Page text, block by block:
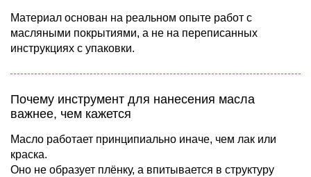
Материал основан на реальном опыте работ с
масляными покрытиями, а не на переписанных
инструкциях с упаковки.
Почему инструмент для нанесения масла
важнее, чем кажется
Масло работает принципиально иначе, чем лак или
краска.
Оно не образует плёнку, а впитывается в структуру